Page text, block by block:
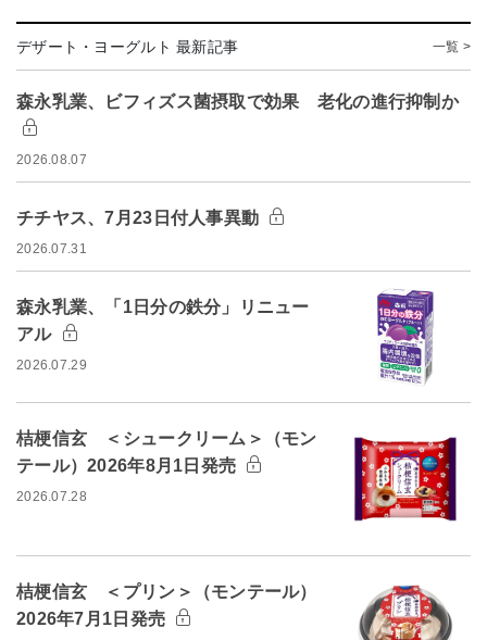
デザート・ヨーグルト 最新記事 一覧 >
森永乳業、ビフィズス菌摂取で効果 老化の進行抑制か
2026.08.07
チチヤス、7月23日付人事異動
2026.07.31
森永乳業、「1日分の鉄分」リニュー
アル
2026.07.29
桔梗信玄 ＜シュークリーム＞（モン
テール）2026年8月1日発売
2026.07.28
桔梗信玄 ＜プリン＞（モンテール）
2026年7月1日発売